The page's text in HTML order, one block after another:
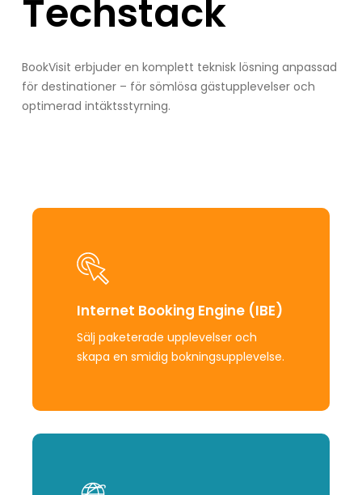
Techstack
BookVisit erbjuder en komplett teknisk lösning anpassad
för destinationer – för sömlösa gästupplevelser och
optimerad intäktsstyrning.
Internet Booking Engine (IBE)
Sälj paketerade upplevelser och
skapa en smidig bokningsupplevelse.
Learn
Learn